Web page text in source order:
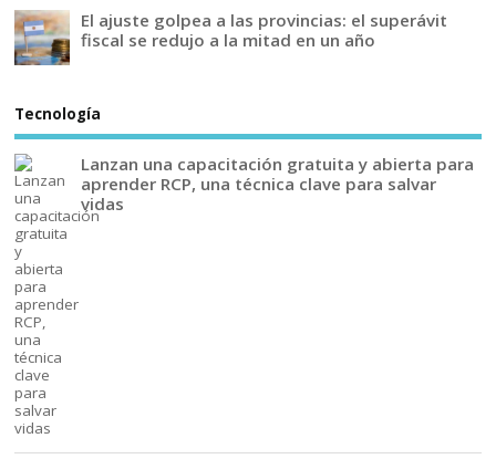
El ajuste golpea a las provincias: el superávit
fiscal se redujo a la mitad en un año
Tecnología
Lanzan una capacitación gratuita y abierta para
aprender RCP, una técnica clave para salvar
vidas